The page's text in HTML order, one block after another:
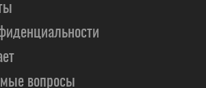
вопросы